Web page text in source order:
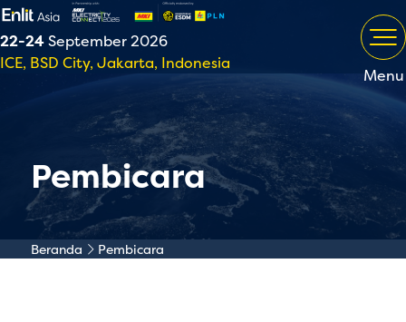
22-24September 2026
ICE, BSD City, Jakarta, Indonesia
Menu
Pembicara
Beranda Pembicara